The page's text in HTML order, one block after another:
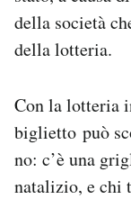
AREA
Area
Notifiche
Regala il Post
Hai bisogno
Esci
della società
della lotteria.
Con la lotteria
biglietto può
no: c’è una
natalizio, e chi